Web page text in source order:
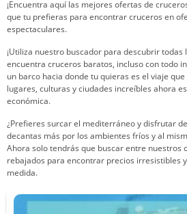
¡Encuentra aquí las mejores ofertas de
que tu prefieras para encontrar cruceros en
espectaculares.
¡Utiliza nuestro buscador para descubrir todas
encuentra cruceros baratos, incluso con todo
un barco hacia donde tu quieras es el viaje
lugares, culturas y ciudades increíbles ahora
económica.
¿Prefieres surcar el mediterráneo y disfrutar
decantas más por los ambientes fríos y al
Ahora solo tendrás que buscar entre nuestros
rebajados para encontrar precios irresistibles
medida.